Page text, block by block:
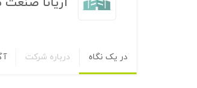
در یک نگاه درباره شرکت